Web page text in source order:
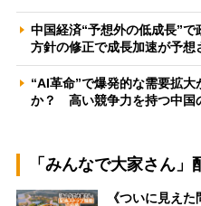
中国経済“予想外の低成長”
方針の修正で成長加速が予
“AI革命”で爆発的な需要拡
か？ 高い競争力を持つ中国
「みんなで大家さん
《ついに見え